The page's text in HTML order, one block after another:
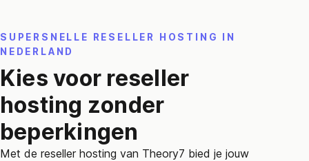
SUPERSNELLE RESELLER HOSTING IN
NEDERLAND
Kies voor reseller
hosting zonder
beperkingen
Met de reseller hosting van Theory7 bied je jouw